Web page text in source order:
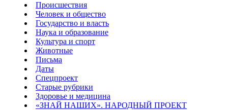
Происшествия
Человек и общество
Государство и власть
Наука и образование
Культура и спорт
Животные
Письма
Даты
Спецпроект
Старые рубрики
Здоровье и медицина
«ЗНАЙ НАШИХ». НАРОДНЫЙ ПРОЕКТ